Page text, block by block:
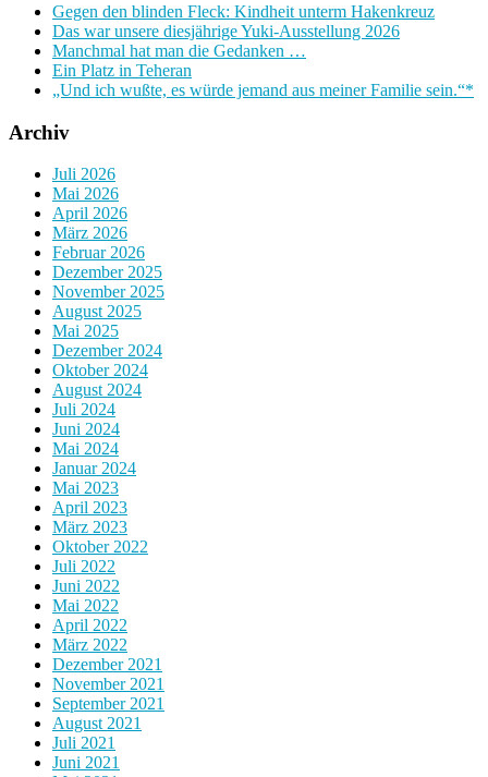
Gegen den blinden Fleck: Kindheit unterm Hakenkreuz
Das war unsere diesjährige Yuki-Ausstellung 2026
Manchmal hat man die Gedanken …
Ein Platz in Teheran
„Und ich wußte, es würde jemand aus meiner Familie sein.“*
Archiv
Juli 2026
Mai 2026
April 2026
März 2026
Februar 2026
Dezember 2025
November 2025
August 2025
Mai 2025
Dezember 2024
Oktober 2024
August 2024
Juli 2024
Juni 2024
Mai 2024
Januar 2024
Mai 2023
April 2023
März 2023
Oktober 2022
Juli 2022
Juni 2022
Mai 2022
April 2022
März 2022
Dezember 2021
November 2021
September 2021
August 2021
Juli 2021
Juni 2021